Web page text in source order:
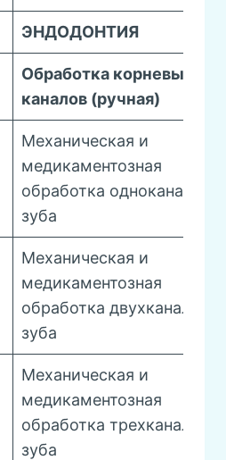
ЭНДОДОНТИЯ
Обработка корневых
каналов (ручная)
Механическая и
медикаментозная
обработка
зуба
Механическая и
медикаментозная
обработка
зуба
Механическая и
медикаментозная
обработка
зуба